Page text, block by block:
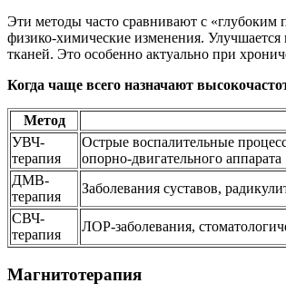
Эти методы часто сравнивают с «глубоким
физико-химические изменения.
тканей. Это особенно актуально при
Когда чаще всего назначают
Метод
УВЧ-
терапия
Острые воспалительные
опорно-двигательного аппарата
ДМВ-
терапия
Заболевания суставов,
СВЧ-
терапия
ЛОР-заболевания,
Магнитотерапия